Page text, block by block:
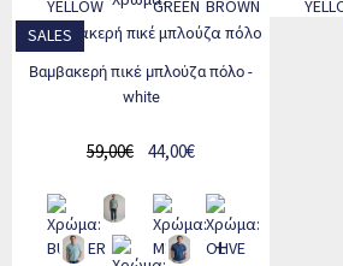
+
SALES
βαμβακερή πικέ μπλούζα πόλο -
white
44,00€
59,00€